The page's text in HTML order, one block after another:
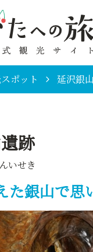
ポット 延沢銀
跡
いせき
た銀山で思